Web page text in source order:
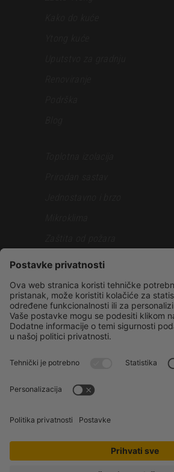
Otpornost pri zemljotresu
Siva faza
Samostalna gradnja
Gradnjakuce.rs